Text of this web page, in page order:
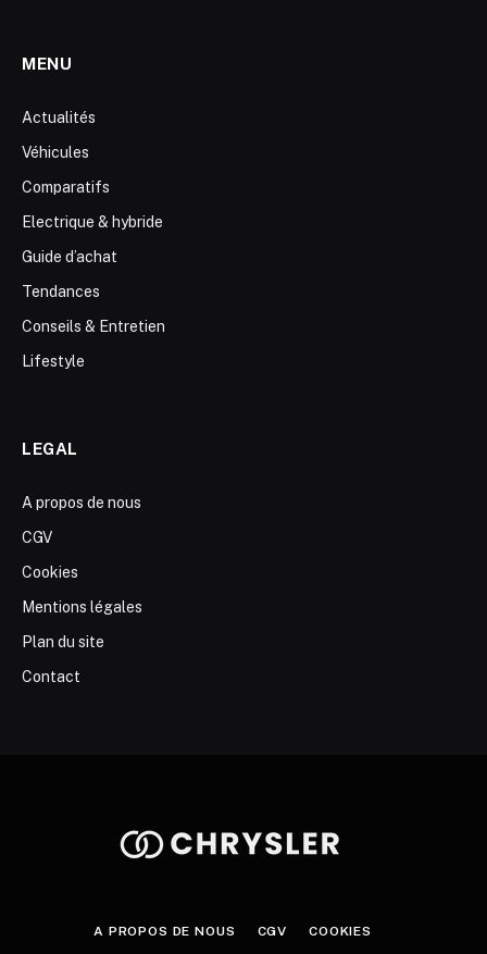
MENU
Actualités
Véhicules
Comparatifs
Electrique & hybride
Guide d’achat
Tendances
Conseils & Entretien
Lifestyle
LEGAL
A propos de nous
CGV
Cookies
Mentions légales
Plan du site
Contact
A PROPOS DE NOUS CGV COOKIES